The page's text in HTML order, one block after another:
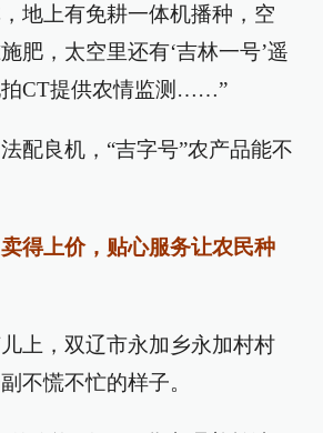
地上有免耕一体机播种，空
肥，太空里还有‘吉林一号’遥
拍CT提供农情监测……”
配良机，“吉字号”农产品能不
得上价，贴心服务让农民种
上，双辽市永加乡永加村村
不慌不忙的样子。